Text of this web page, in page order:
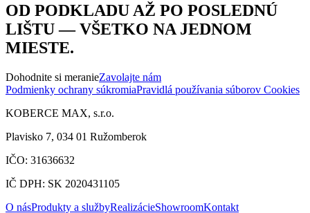
OD PODKLADU AŽ PO POSLEDNÚ
LIŠTU — VŠETKO NA JEDNOM
MIESTE.
Dohodnite si meranieZavolajte nám
Podmienky ochrany súkromiaPravidlá používania súborov Cookies
KOBERCE MAX, s.r.o.
Plavisko 7, 034 01 Ružomberok
IČO: 31636632
IČ DPH: SK 2020431105
O násProdukty a službyRealizácieShowroomKontakt